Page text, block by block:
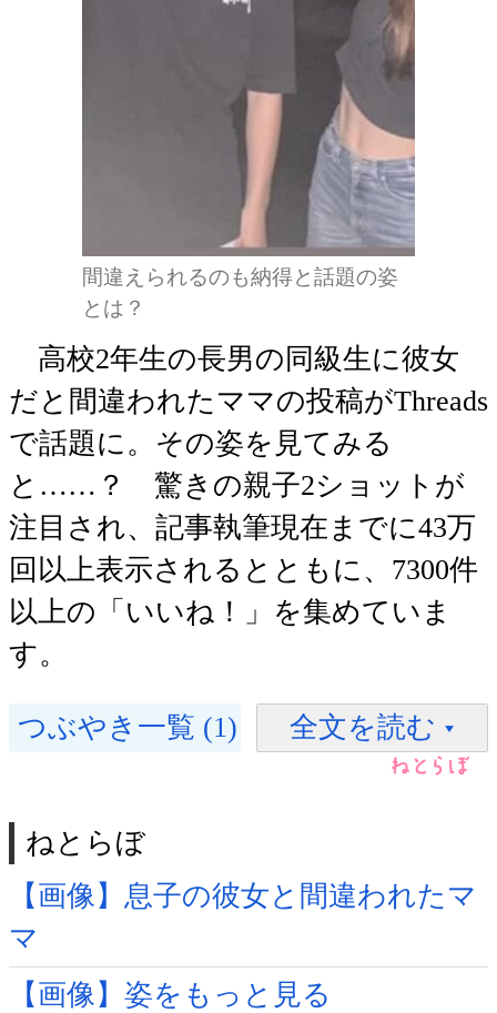
間違えられるのも納得と話題の姿
とは？
高校2年生の長男の同級生に彼女
だと間違われたママの投稿がThreads
で話題に。その姿を見てみる
と……？ 驚きの親子2ショットが
注目され、記事執筆現在までに43万
回以上表示されるとともに、7300件
以上の「いいね！」を集めていま
す。
つぶやき一覧 (1) 全文を読む
ねとらぼ
【画像】息子の彼女と間違われたマ
マ
【画像】姿をもっと見る